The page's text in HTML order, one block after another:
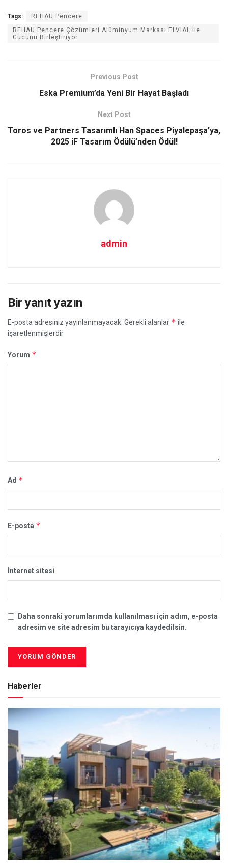
Tags:
REHAU Pencere
REHAU Pencere Çözümleri Alüminyum Markası ELVIAL ile
Gücünü Birleştiriyor
Previous Post
Eska Premium’da Yeni Bir Hayat Başladı
Next Post
Toros ve Partners Tasarımlı Han Spaces Piyalepaşa’ya,
2025 iF Tasarım Ödülü’nden Ödül!
admin
Bir yanıt yazın
E-posta adresiniz yayınlanmayacak. Gerekli alanlar * ile
işaretlenmişlerdir
Yorum *
Ad *
E-posta *
İnternet sitesi
Daha sonraki yorumlarımda kullanılması için adım, e-posta
adresim ve site adresim bu tarayıcıya kaydedilsin.
Haberler